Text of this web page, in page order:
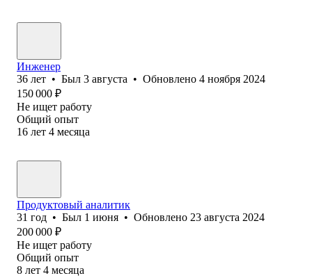
Инженер
36 лет • Был 3 августа • Обновлено 4 ноября 2024
150 000 ₽
Не ищет работу
Общий опыт
16 лет 4 месяца
Продуктовый аналитик
31 год • Был 1 июня • Обновлено 23 августа 2024
200 000 ₽
Не ищет работу
Общий опыт
8 лет 4 месяца